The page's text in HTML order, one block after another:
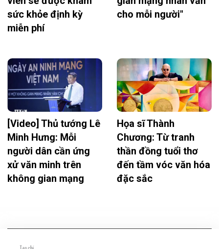
sức khỏe định kỳ
miễn phí
cho mỗi người"
[Video] Thủ tướng Lê
Minh Hưng: Mỗi
người dân cần ứng
xử văn minh trên
không gian mạng
Họa sĩ Thành
Chương: Từ tranh
thần đồng tuổi thơ
đến tầm vóc văn hóa
đặc sắc